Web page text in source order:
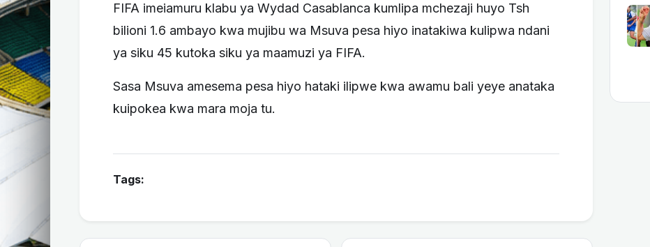
FIFA imeiamuru klabu ya Wydad Casablanca kumlipa mchezaji huyo Tsh
bilioni 1.6 ambayo kwa mujibu wa Msuva pesa hiyo inatakiwa kulipwa ndani
ya siku 45 kutoka siku ya maamuzi ya FIFA.
Sasa Msuva amesema pesa hiyo hataki ilipwe kwa awamu bali yeye anataka
kuipokea kwa mara moja tu.
Tags: